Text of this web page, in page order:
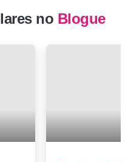
no Blogue